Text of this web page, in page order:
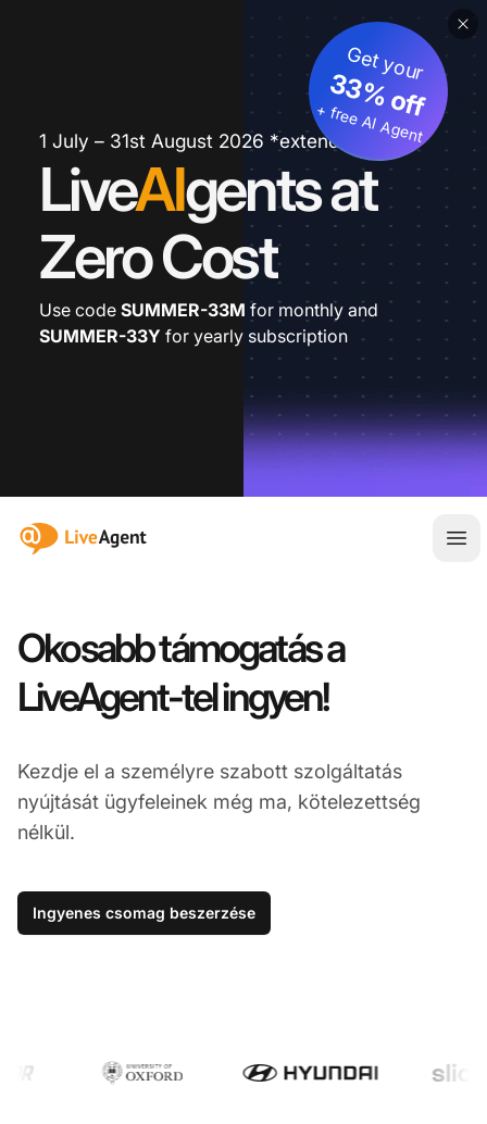
1 July – 31st August 2026 *extended
LiveAIgents at
Zero Cost
Get your
33% off
+ free AI Agent
Use code SUMMER-33M for monthly and
SUMMER-33Y for yearly subscription
:site.title
Okosabb támogatás a
LiveAgent-tel ingyen!
Kezdje el a személyre szabott szolgáltatás
nyújtását ügyfeleinek még ma, kötelezettség
nélkül.
Ingyenes csomag beszerzése